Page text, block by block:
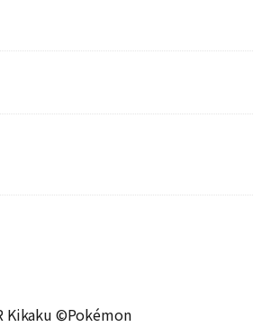
Kikaku ©Pokémon